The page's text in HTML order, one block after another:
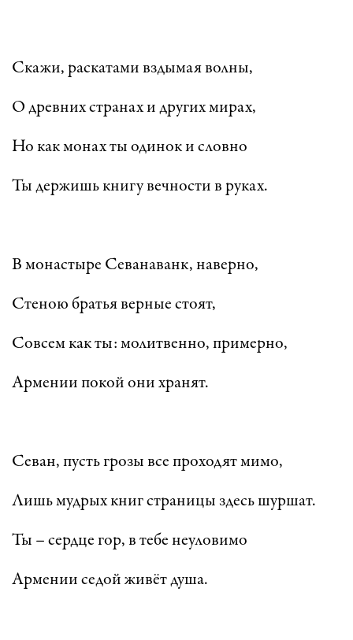
Скажи, раскатами вздымая волны,
О древних странах и других мирах,
Но как монах ты одинок и словно
Ты держишь книгу вечности в руках.
В монастыре Севанаванк, наверно,
Стеною братья верные стоят,
Совсем как ты: молитвенно, примерно,
Армении покой они хранят.
Севан, пусть грозы все проходят мимо,
Лишь мудрых книг страницы здесь шуршат.
Ты – сердце гор, в тебе неуловимо
Армении седой живёт душа.